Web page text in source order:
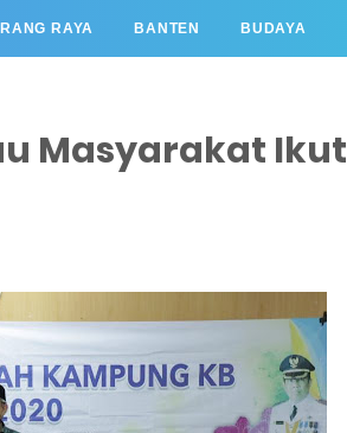
RAYA BANTEN BUDAYA
Masyarakat Ikut